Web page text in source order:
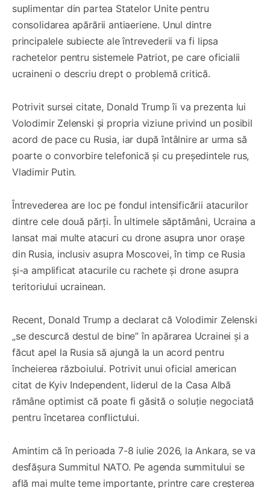
suplimentar din partea Statelor Unite pentru
consolidarea apărării antiaeriene. Unul dintre
principalele subiecte ale întrevederii va fi lipsa
rachetelor pentru sistemele Patriot, pe care oficialii
ucraineni o descriu drept o problemă critică.
Potrivit sursei citate, Donald Trump îi va prezenta lui
Volodimir Zelenski și propria viziune privind un posibil
acord de pace cu Rusia, iar după întâlnire ar urma să
poarte o convorbire telefonică și cu președintele rus,
Vladimir Putin.
Întrevederea are loc pe fondul intensificării atacurilor
dintre cele două părți. În ultimele săptămâni, Ucraina a
lansat mai multe atacuri cu drone asupra unor orașe
din Rusia, inclusiv asupra Moscovei, în timp ce Rusia
și-a amplificat atacurile cu rachete și drone asupra
teritoriului ucrainean.
Recent, Donald Trump a declarat că Volodimir Zelenski
„se descurcă destul de bine” în apărarea Ucrainei și a
făcut apel la Rusia să ajungă la un acord pentru
încheierea războiului. Potrivit unui oficial american
citat de Kyiv Independent, liderul de la Casa Albă
rămâne optimist că poate fi găsită o soluție negociată
pentru încetarea conflictului.
Amintim că în perioada 7-8 iulie 2026, la Ankara, se va
desfășura Summitul NATO. Pe agenda summitului se
află mai multe teme importante, printre care creșterea